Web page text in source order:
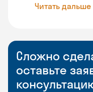
Читать дальше
Сложно
оставьте